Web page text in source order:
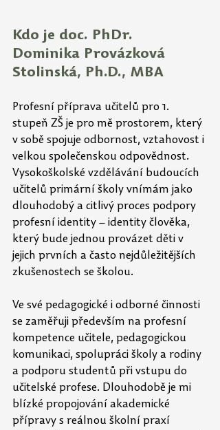
Kdo je doc. PhDr.
Dominika Provázková
Stolinská, Ph.D., MBA
Profesní příprava učitelů pro 1.
stupeň ZŠ je pro mě prostorem, který
v sobě spojuje odbornost, vztahovost i
velkou společenskou odpovědnost.
Vysokoškolské vzdělávání budoucích
učitelů primární školy vnímám jako
dlouhodobý a citlivý proces podpory
profesní identity – identity člověka,
který bude jednou provázet děti v
jejich prvních a často nejdůležitějších
zkušenostech se školou.
Ve své pedagogické i odborné činnosti
se zaměřuji především na profesní
kompetence učitele, pedagogickou
komunikaci, spolupráci školy a rodiny
a podporu studentů při vstupu do
učitelské profese. Dlouhodobě je mi
blízké propojování akademické
přípravy s reálnou školní praxí